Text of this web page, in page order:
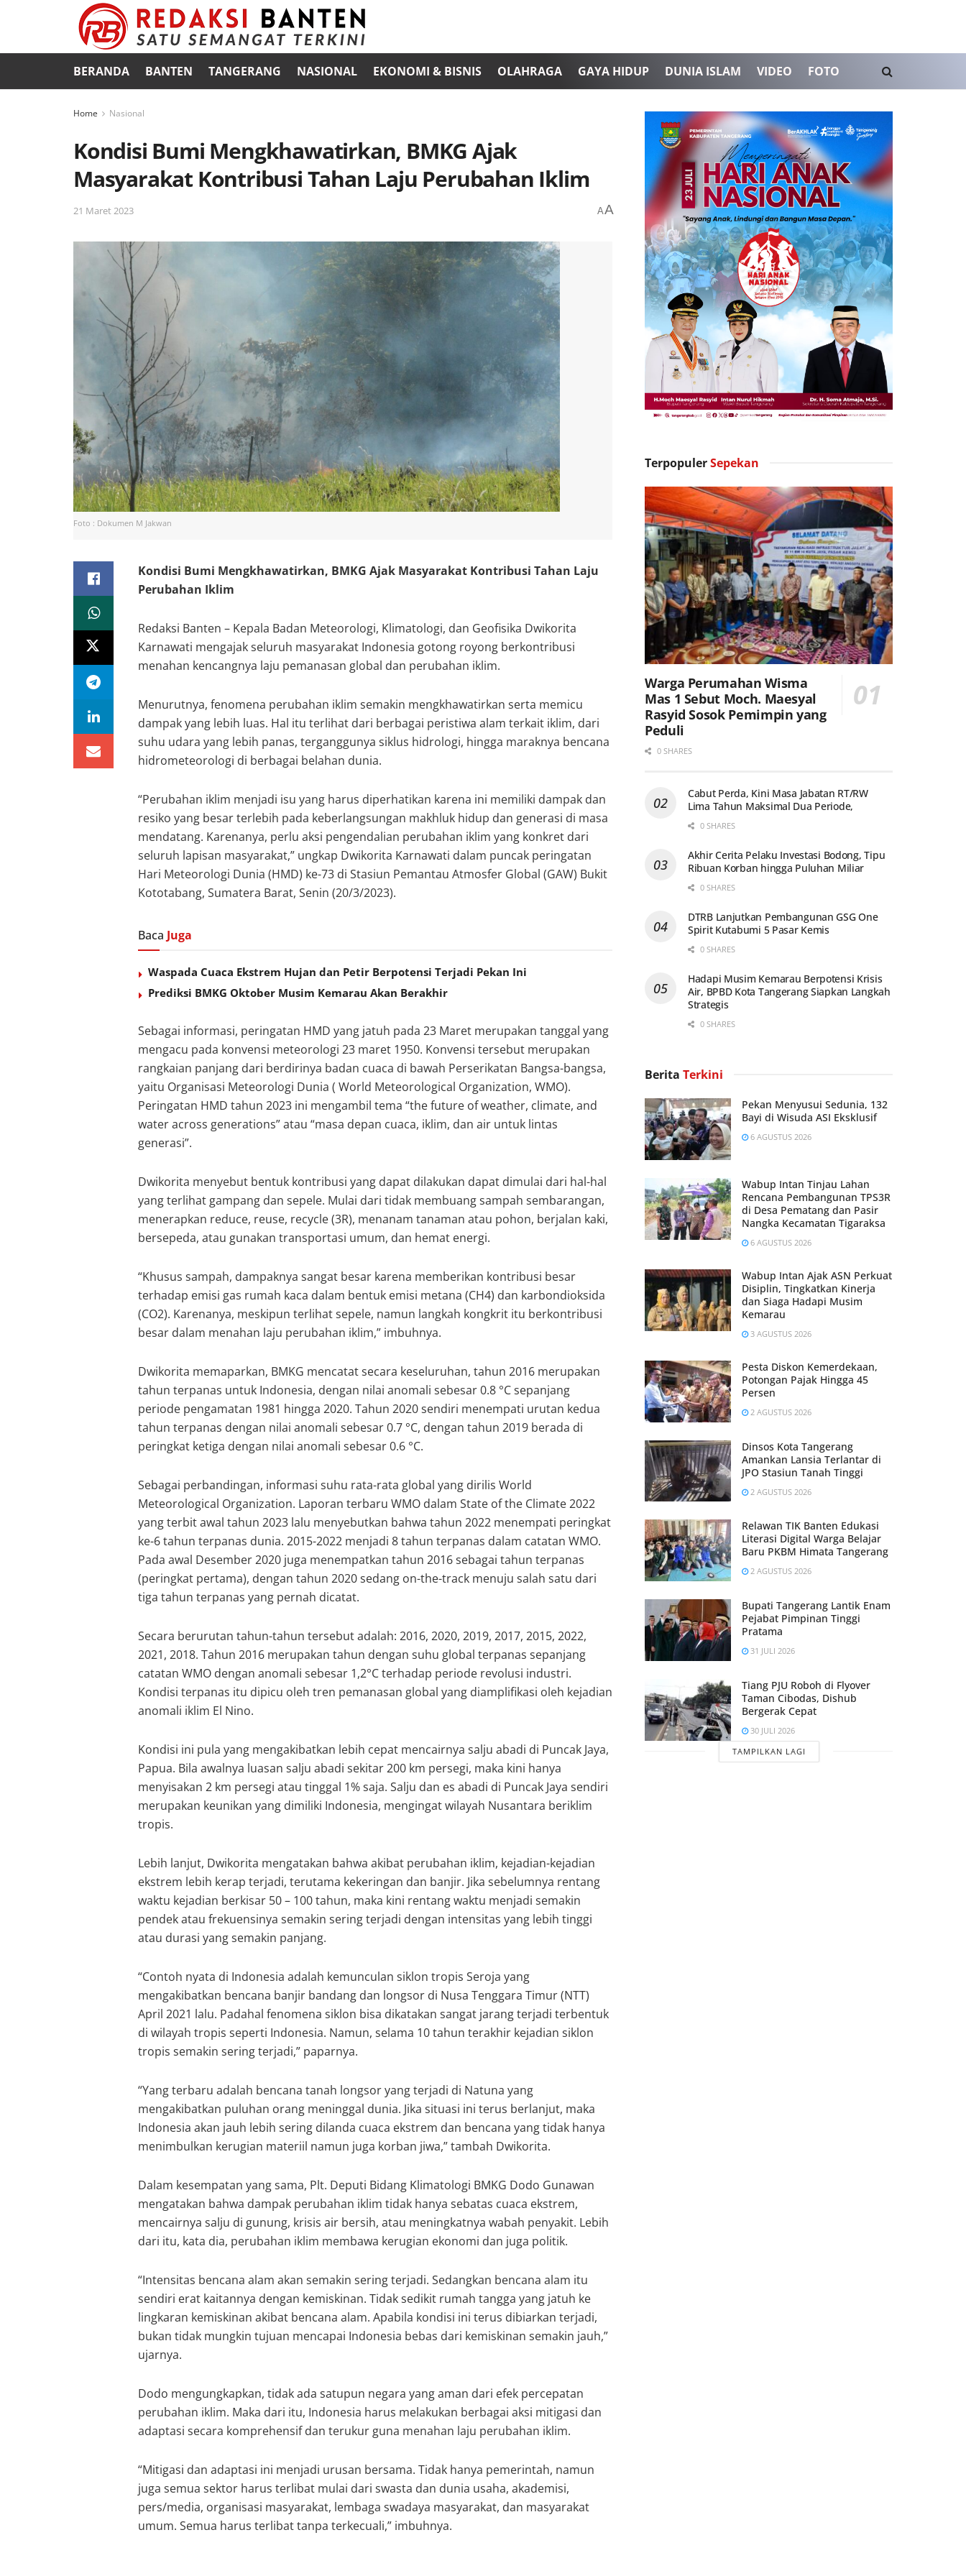
BERANDA BANTEN TANGERANG NASIONAL EKONOMI & BISNIS OLAHRAGA GAYA HIDUP DUNIA ISLAM VIDEO FOTO
Home Nasional
Kondisi Bumi Mengkhawatirkan, BMKG Ajak
Masyarakat Kontribusi Tahan Laju Perubahan Iklim
21 Maret 2023 AA
Foto : Dokumen M Jakwan
Kondisi Bumi Mengkhawatirkan, BMKG Ajak Masyarakat Kontribusi Tahan Laju
Perubahan Iklim
Redaksi Banten – Kepala Badan Meteorologi, Klimatologi, dan Geofisika Dwikorita
Karnawati mengajak seluruh masyarakat Indonesia gotong royong berkontribusi
menahan kencangnya laju pemanasan global dan perubahan iklim.
Menurutnya, fenomena perubahan iklim semakin mengkhawatirkan serta memicu
dampak yang lebih luas. Hal itu terlihat dari berbagai peristiwa alam terkait iklim, dari
suhu udara yang lebih panas, terganggunya siklus hidrologi, hingga maraknya bencana
hidrometeorologi di berbagai belahan dunia.
“Perubahan iklim menjadi isu yang harus diperhatikan karena ini memiliki dampak dan
resiko yang besar terlebih pada keberlangsungan makhluk hidup dan generasi di masa
mendatang. Karenanya, perlu aksi pengendalian perubahan iklim yang konkret dari
seluruh lapisan masyarakat,” ungkap Dwikorita Karnawati dalam puncak peringatan
Hari Meteorologi Dunia (HMD) ke-73 di Stasiun Pemantau Atmosfer Global (GAW) Bukit
Kototabang, Sumatera Barat, Senin (20/3/2023).
Baca Juga
Waspada Cuaca Ekstrem Hujan dan Petir Berpotensi Terjadi Pekan Ini
Prediksi BMKG Oktober Musim Kemarau Akan Berakhir
Sebagai informasi, peringatan HMD yang jatuh pada 23 Maret merupakan tanggal yang
mengacu pada konvensi meteorologi 23 maret 1950. Konvensi tersebut merupakan
rangkaian panjang dari berdirinya badan cuaca di bawah Perserikatan Bangsa-bangsa,
yaitu Organisasi Meteorologi Dunia ( World Meteorological Organization, WMO).
Peringatan HMD tahun 2023 ini mengambil tema “the future of weather, climate, and
water across generations” atau “masa depan cuaca, iklim, dan air untuk lintas
generasi”.
Dwikorita menyebut bentuk kontribusi yang dapat dilakukan dapat dimulai dari hal-hal
yang terlihat gampang dan sepele. Mulai dari tidak membuang sampah sembarangan,
menerapkan reduce, reuse, recycle (3R), menanam tanaman atau pohon, berjalan kaki,
bersepeda, atau gunakan transportasi umum, dan hemat energi.
“Khusus sampah, dampaknya sangat besar karena memberikan kontribusi besar
terhadap emisi gas rumah kaca dalam bentuk emisi metana (CH4) dan karbondioksida
(CO2). Karenanya, meskipun terlihat sepele, namun langkah kongkrit itu berkontribusi
besar dalam menahan laju perubahan iklim,” imbuhnya.
Dwikorita memaparkan, BMKG mencatat secara keseluruhan, tahun 2016 merupakan
tahun terpanas untuk Indonesia, dengan nilai anomali sebesar 0.8 °C sepanjang
periode pengamatan 1981 hingga 2020. Tahun 2020 sendiri menempati urutan kedua
tahun terpanas dengan nilai anomali sebesar 0.7 °C, dengan tahun 2019 berada di
peringkat ketiga dengan nilai anomali sebesar 0.6 °C.
Sebagai perbandingan, informasi suhu rata-rata global yang dirilis World
Meteorological Organization. Laporan terbaru WMO dalam State of the Climate 2022
yang terbit awal tahun 2023 lalu menyebutkan bahwa tahun 2022 menempati peringkat
ke-6 tahun terpanas dunia. 2015-2022 menjadi 8 tahun terpanas dalam catatan WMO.
Pada awal Desember 2020 juga menempatkan tahun 2016 sebagai tahun terpanas
(peringkat pertama), dengan tahun 2020 sedang on-the-track menuju salah satu dari
tiga tahun terpanas yang pernah dicatat.
Secara berurutan tahun-tahun tersebut adalah: 2016, 2020, 2019, 2017, 2015, 2022,
2021, 2018. Tahun 2016 merupakan tahun dengan suhu global terpanas sepanjang
catatan WMO dengan anomali sebesar 1,2°C terhadap periode revolusi industri.
Kondisi terpanas itu dipicu oleh tren pemanasan global yang diamplifikasi oleh kejadian
anomali iklim El Nino.
Kondisi ini pula yang mengakibatkan lebih cepat mencairnya salju abadi di Puncak Jaya,
Papua. Bila awalnya luasan salju abadi sekitar 200 km persegi, maka kini hanya
menyisakan 2 km persegi atau tinggal 1% saja. Salju dan es abadi di Puncak Jaya sendiri
merupakan keunikan yang dimiliki Indonesia, mengingat wilayah Nusantara beriklim
tropis.
Lebih lanjut, Dwikorita mengatakan bahwa akibat perubahan iklim, kejadian-kejadian
ekstrem lebih kerap terjadi, terutama kekeringan dan banjir. Jika sebelumnya rentang
waktu kejadian berkisar 50 – 100 tahun, maka kini rentang waktu menjadi semakin
pendek atau frekuensinya semakin sering terjadi dengan intensitas yang lebih tinggi
atau durasi yang semakin panjang.
“Contoh nyata di Indonesia adalah kemunculan siklon tropis Seroja yang
mengakibatkan bencana banjir bandang dan longsor di Nusa Tenggara Timur (NTT)
April 2021 lalu. Padahal fenomena siklon bisa dikatakan sangat jarang terjadi terbentuk
di wilayah tropis seperti Indonesia. Namun, selama 10 tahun terakhir kejadian siklon
tropis semakin sering terjadi,” paparnya.
“Yang terbaru adalah bencana tanah longsor yang terjadi di Natuna yang
mengakibatkan puluhan orang meninggal dunia. Jika situasi ini terus berlanjut, maka
Indonesia akan jauh lebih sering dilanda cuaca ekstrem dan bencana yang tidak hanya
menimbulkan kerugian materiil namun juga korban jiwa,” tambah Dwikorita.
Dalam kesempatan yang sama, Plt. Deputi Bidang Klimatologi BMKG Dodo Gunawan
mengatakan bahwa dampak perubahan iklim tidak hanya sebatas cuaca ekstrem,
mencairnya salju di gunung, krisis air bersih, atau meningkatnya wabah penyakit. Lebih
dari itu, kata dia, perubahan iklim membawa kerugian ekonomi dan juga politik.
“Intensitas bencana alam akan semakin sering terjadi. Sedangkan bencana alam itu
sendiri erat kaitannya dengan kemiskinan. Tidak sedikit rumah tangga yang jatuh ke
lingkaran kemiskinan akibat bencana alam. Apabila kondisi ini terus dibiarkan terjadi,
bukan tidak mungkin tujuan mencapai Indonesia bebas dari kemiskinan semakin jauh,”
ujarnya.
Dodo mengungkapkan, tidak ada satupun negara yang aman dari efek percepatan
perubahan iklim. Maka dari itu, Indonesia harus melakukan berbagai aksi mitigasi dan
adaptasi secara komprehensif dan terukur guna menahan laju perubahan iklim.
“Mitigasi dan adaptasi ini menjadi urusan bersama. Tidak hanya pemerintah, namun
juga semua sektor harus terlibat mulai dari swasta dan dunia usaha, akademisi,
pers/media, organisasi masyarakat, lembaga swadaya masyarakat, dan masyarakat
umum. Semua harus terlibat tanpa terkecuali,” imbuhnya.
TerpopulerSepekan
Warga Perumahan Wisma
Mas 1 Sebut Moch. Maesyal
Rasyid Sosok Pemimpin yang
Peduli
0 SHARES
Cabut Perda, Kini Masa Jabatan RT/RW
Lima Tahun Maksimal Dua Periode,
0 SHARES
Akhir Cerita Pelaku Investasi Bodong, Tipu
Ribuan Korban hingga Puluhan Miliar
0 SHARES
DTRB Lanjutkan Pembangunan GSG One
Spirit Kutabumi 5 Pasar Kemis
0 SHARES
Hadapi Musim Kemarau Berpotensi Krisis
Air, BPBD Kota Tangerang Siapkan Langkah
Strategis
0 SHARES
Berita Terkini
Pekan Menyusui Sedunia, 132
Bayi di Wisuda ASI Eksklusif
6 AGUSTUS 2026
Wabup Intan Tinjau Lahan
Rencana Pembangunan TPS3R
di Desa Pematang dan Pasir
Nangka Kecamatan Tigaraksa
6 AGUSTUS 2026
Wabup Intan Ajak ASN Perkuat
Disiplin, Tingkatkan Kinerja
dan Siaga Hadapi Musim
Kemarau
3 AGUSTUS 2026
Pesta Diskon Kemerdekaan,
Potongan Pajak Hingga 45
Persen
2 AGUSTUS 2026
Dinsos Kota Tangerang
Amankan Lansia Terlantar di
JPO Stasiun Tanah Tinggi
2 AGUSTUS 2026
Relawan TIK Banten Edukasi
Literasi Digital Warga Belajar
Baru PKBM Himata Tangerang
2 AGUSTUS 2026
Bupati Tangerang Lantik Enam
Pejabat Pimpinan Tinggi
Pratama
31 JULI 2026
Tiang PJU Roboh di Flyover
Taman Cibodas, Dishub
Bergerak Cepat
30 JULI 2026
TAMPILKAN LAGI